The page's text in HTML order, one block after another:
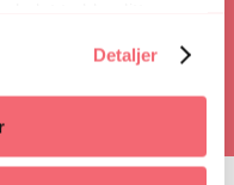
Detaljer